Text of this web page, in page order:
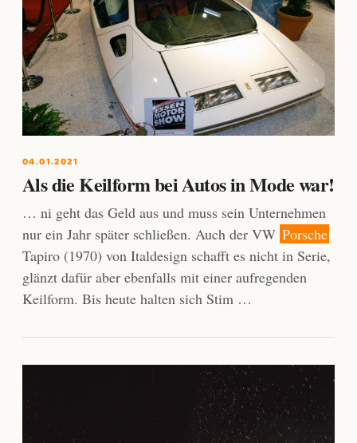
04.01.2021
Als die Keilform bei Autos in Mode war!
… ni geht das Geld aus und muss sein Unternehmen
nur ein Jahr später schließen. Auch der VW Porsche
Tapiro (1970) von Italdesign schafft es nicht in Serie,
glänzt dafür aber ebenfalls mit einer aufregenden
Keilform. Bis heute halten sich Stim …